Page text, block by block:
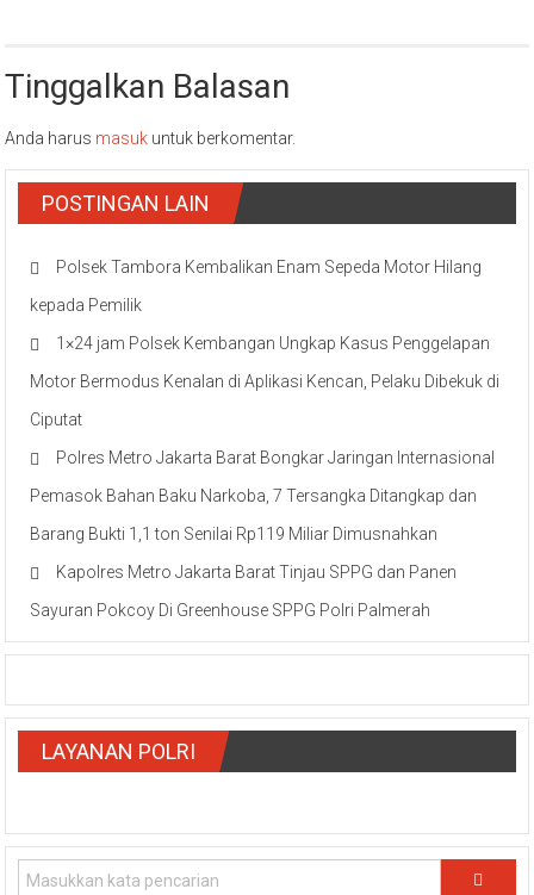
Tinggalkan Balasan
Anda harus masuk untuk berkomentar.
POSTINGAN LAIN
Polsek Tambora Kembalikan Enam Sepeda Motor Hilang
kepada Pemilik
1×24 jam Polsek Kembangan Ungkap Kasus Penggelapan
Motor Bermodus Kenalan di Aplikasi Kencan, Pelaku Dibekuk di
Ciputat
Polres Metro Jakarta Barat Bongkar Jaringan Internasional
Pemasok Bahan Baku Narkoba, 7 Tersangka Ditangkap dan
Barang Bukti 1,1 ton Senilai Rp119 Miliar Dimusnahkan
Kapolres Metro Jakarta Barat Tinjau SPPG dan Panen
Sayuran Pokcoy Di Greenhouse SPPG Polri Palmerah
LAYANAN POLRI